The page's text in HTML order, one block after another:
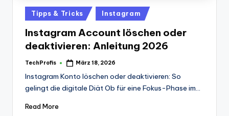
Posted
in
Tipps & Tricks Instagram
Instagram Account löschen oder
deaktivieren: Anleitung 2026
Posted
TechProfis März 18, 2026
Instagram Konto löschen oder deaktivieren: So
gelingt die digitale Diät Ob für eine Fokus-Phase im…
Read More